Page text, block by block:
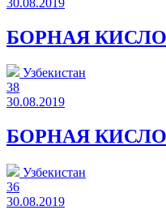
БОРНАЯ
Узбекистан
38
30.08.2019
БОРНАЯ
Узбекистан
36
30.08.2019